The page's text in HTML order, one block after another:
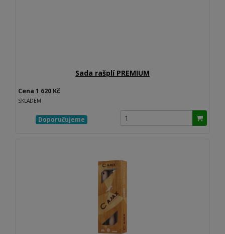
Sada rašplí PREMIUM
Cena 1 620 Kč
SKLADEM
Doporučujeme